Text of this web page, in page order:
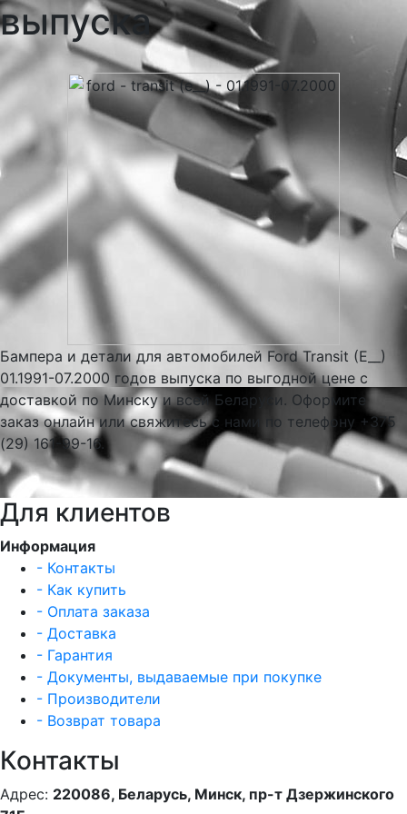
выпуска
Бампера и детали для автомобилей Ford Transit (E__)
01.1991-07.2000 годов выпуска по выгодной цене с
доставкой по Минску и всей Беларуси. Оформите
заказ онлайн или свяжитесь с нами по телефону +375
(29) 161-99-16.
Для клиентов
Информация
- Контакты
- Как купить
- Оплата заказа
- Доставка
- Гарантия
- Документы, выдаваемые при покупке
- Производители
- Возврат товара
Контакты
Адрес: 220086, Беларусь, Минск, пр-т Дзержинского